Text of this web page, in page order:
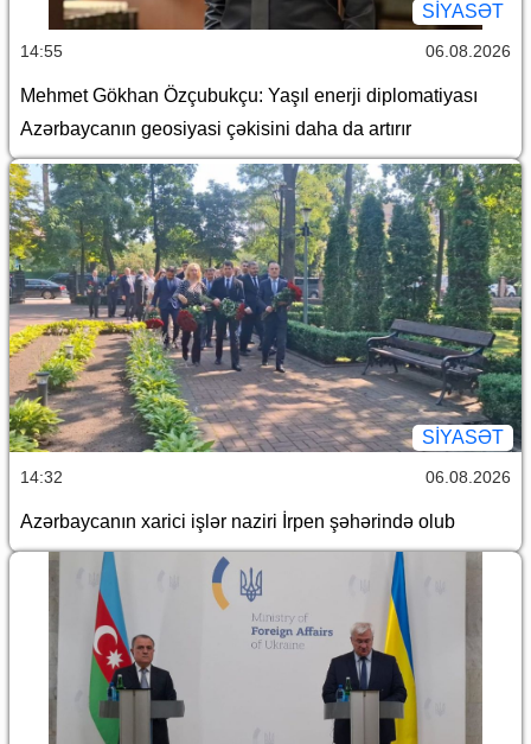
SİYASƏT
14:55 06.08.2026
Mehmet Gökhan Özçubukçu: Yaşıl enerji diplomatiyası
Azərbaycanın geosiyasi çəkisini daha da artırır
SİYASƏT
14:32 06.08.2026
Azərbaycanın xarici işlər naziri İrpen şəhərində olub